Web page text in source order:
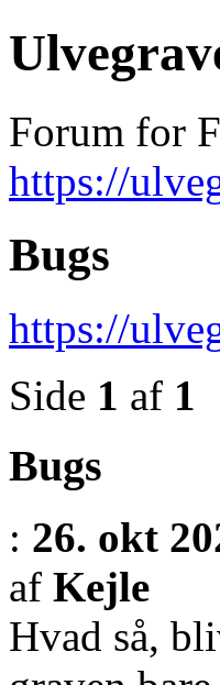
Forum for
https://
Bugs
https://
Side 1 af 1
Bugs
: 26. okt
af Kejle
Hvad så,